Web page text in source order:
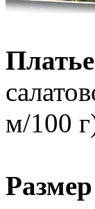
м/100
Размер